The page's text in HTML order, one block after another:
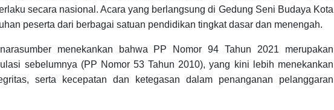
secara nasional. Acara yang berlangsung di Gedung Seni Budaya Kota
peserta dari berbagai satuan pendidikan tingkat dasar dan menengah.
menekankan bahwa PP Nomor 94 Tahun 2021 merupakan
sebelumnya (PP Nomor 53 Tahun 2010), yang kini lebih menekankan
serta kecepatan dan ketegasan dalam penanganan pelanggaran